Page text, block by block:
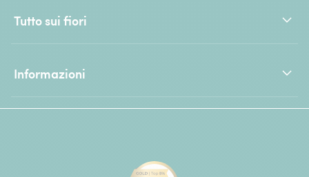
Tutto sui fiori
Informazioni